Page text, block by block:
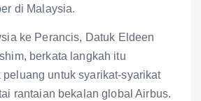
di Malaysia.
ke Perancis, Datuk Eldeen
berkata langkah itu
peluang untuk syarikat-syarikat
rantaian bekalan global Airbus.